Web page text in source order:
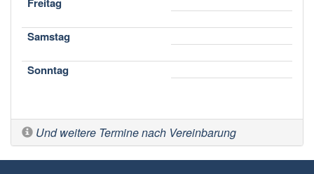
Samstag
Sonntag
Und weitere Termine nach Vereinbarung